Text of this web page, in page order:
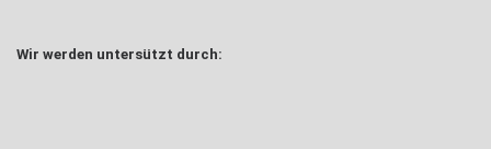
Wir werden untersützt durch: